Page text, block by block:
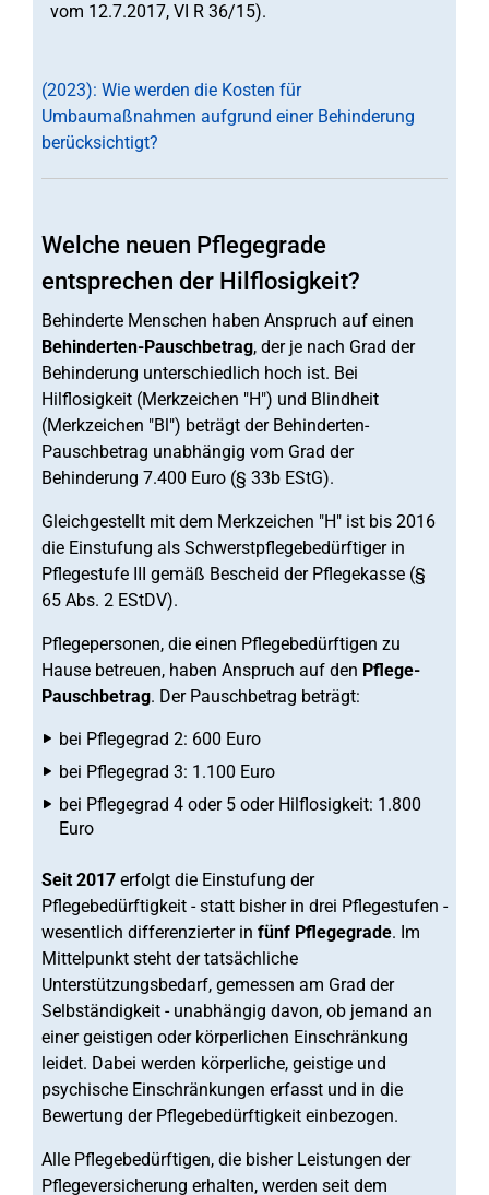
vom 12.7.2017, VI R 36/15).
(2023): Wie werden die Kosten für
Umbaumaßnahmen aufgrund einer Behinderung
berücksichtigt?
Welche neuen Pflegegrade
entsprechen der Hilflosigkeit?
Behinderte Menschen haben Anspruch auf einen
Behinderten-Pauschbetrag, der je nach Grad der
Behinderung unterschiedlich hoch ist. Bei
Hilflosigkeit (Merkzeichen "H") und Blindheit
(Merkzeichen "Bl") beträgt der Behinderten-
Pauschbetrag unabhängig vom Grad der
Behinderung 7.400 Euro (§ 33b EStG).
Gleichgestellt mit dem Merkzeichen "H" ist bis 2016
die Einstufung als Schwerstpflegebedürftiger in
Pflegestufe III gemäß Bescheid der Pflegekasse (§
65 Abs. 2 EStDV).
Pflegepersonen, die einen Pflegebedürftigen zu
Hause betreuen, haben Anspruch auf den Pflege-
Pauschbetrag. Der Pauschbetrag beträgt:
bei Pflegegrad 2: 600 Euro
bei Pflegegrad 3: 1.100 Euro
bei Pflegegrad 4 oder 5 oder Hilflosigkeit: 1.800
Euro
Seit 2017 erfolgt die Einstufung der
Pflegebedürftigkeit - statt bisher in drei Pflegestufen -
wesentlich differenzierter in fünf Pflegegrade. Im
Mittelpunkt steht der tatsächliche
Unterstützungsbedarf, gemessen am Grad der
Selbständigkeit - unabhängig davon, ob jemand an
einer geistigen oder körperlichen Einschränkung
leidet. Dabei werden körperliche, geistige und
psychische Einschränkungen erfasst und in die
Bewertung der Pflegebedürftigkeit einbezogen.
Alle Pflegebedürftigen, die bisher Leistungen der
Pflegeversicherung erhalten, werden seit dem